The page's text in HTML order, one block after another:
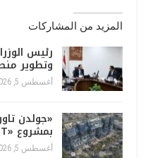
المزيد من المشاركات
رئيس
وتطوير
أغسطس 5, 2026
«جولدن
بمشروع «GT…
أغسطس 5, 2026